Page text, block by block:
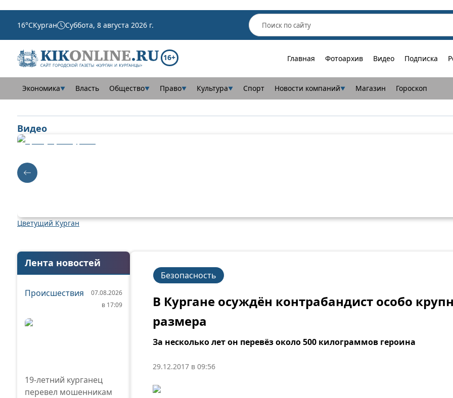
16°CКурган Суббота, 8 августа 2026 г.
16+ Главная Фотоархив Видео Подписка
Экономика▼ Власть Общество▼ Право▼ Культура▼ Спорт Новости компаний▼ Магазин Гороскоп
Видео
Цветущий Курган
Лента новостей
Происшествия
07.08.2026
в 17:09
19-летний курганец
перевел мошенникам
Безопасность
В Кургане осуждён контрабандист особо
размера
За несколько лет он перевёз около 500 килограммов героина
29.12.2017 в 09:56